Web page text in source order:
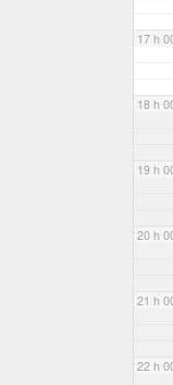
17 h
18 h
19 h
20 h
21 h
22 h